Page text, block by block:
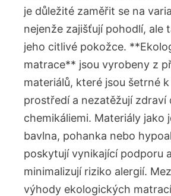
je důležité zaměřit se na
nejenže zajišťují pohodlí, ale
jeho citlivé pokožce.
matrace** jsou vyrobeny⁤ z
materiálů, které jsou šetrné‍
prostředí a nezatěžují zdraví
chemikáliemi. Materiály jako
bavlna, pohanka nebo
poskytují vynikající ‌podporu
minimalizují riziko alergií.
výhody ekologických